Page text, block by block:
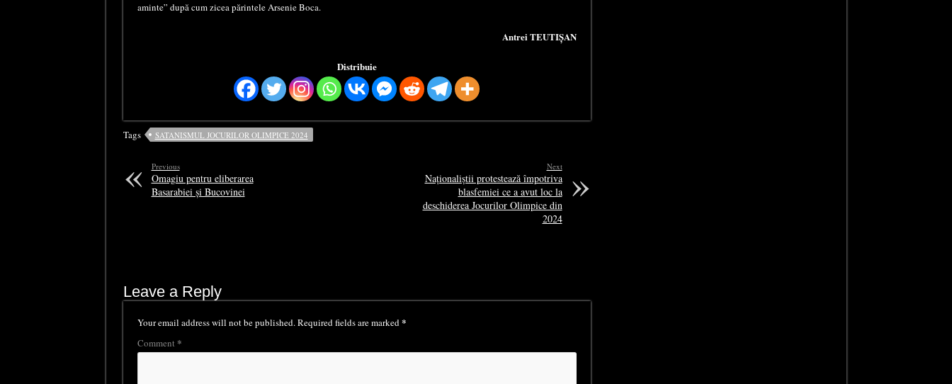
aminte” după cum zicea părintele Arsenie Boca.
Antrei TEUTIȘAN
Distribuie
Tags SATANISMUL JOCURILOR OLIMPICE 2024
Previous
Omagiu pentru eliberarea
Basarabiei și Bucovinei
Next
Naționaliștii protestează împotriva
blasfemiei ce a avut loc la
deschiderea Jocurilor Olimpice din
2024
Leave a Reply
Your email address will not be published.Required fields are marked*
Comment *